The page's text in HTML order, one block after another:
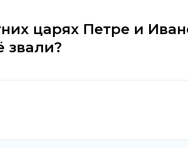
царях Петре и
звали?